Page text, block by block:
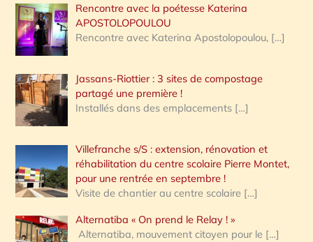
Rencontre avec la poétesse Katerina
APOSTOLOPOULOU
Rencontre avec Katerina Apostolopoulou, […]
Jassans-Riottier : 3 sites de compostage
partagé une première !
Installés dans des emplacements […]
Villefranche s/S : extension, rénovation et
réhabilitation du centre scolaire Pierre Montet,
pour une rentrée en septembre !
Visite de chantier au centre scolaire […]
Alternatiba « On prend le Relay ! »
Alternatiba, mouvement citoyen pour le […]